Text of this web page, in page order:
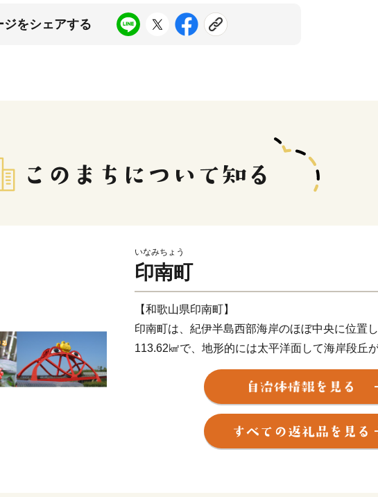
ジをシェアする
いなみちょう
印南町
【和歌山県印南町】
印南町は、紀伊半島西部海岸のほぼ中央に位置
113.62㎢で、地形的には太平洋面して海岸段丘
北東部では紀伊山地西端の真妻山、三里ヶ峰な
また、三ヶ峰付近からは切目川が流れ、印南原
町の中心部を流れて太平洋に注いでいます。